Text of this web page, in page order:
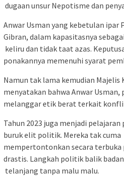
dugaan unsur Nepotisme dan
Anwar Usman yang kebetulan ipar
Gibran, dalam kapasitasnya
keliru dan tidak taat azas.
ponakannya memenuhi syarat
Namun tak lama kemudian Majelis
menyatakan bahwa Anwar
melanggar etik berat terkait
Tahun 2023 juga menjadi
buruk elit politik. Mereka tak
mempertontonkan secara terbuka
drastis. Langkah politik balik
telanjang tanpa malu malu.